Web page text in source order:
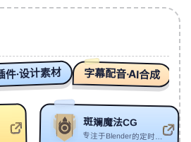
Isabella Melkman/Katherine O'Ryan
RICHRAN
SORROWSYMPH/RYKU808
Bethybai/岸炘
Vexento
号租赁平台：
验稀有皮肤和全英雄需求。
songvora.com/：Songvora是一
根据用户提供的名字、回忆和讯
整歌曲，支持多语言及多种音乐
件·设计素材 字幕配音·AI合成
斑斓魔法CG
专注于Blender的定时开源网站